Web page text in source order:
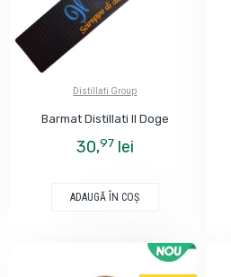
Distillati Group
Barmat Distillati Il Doge
30,97lei
ADAUGĂ ÎN COŞ